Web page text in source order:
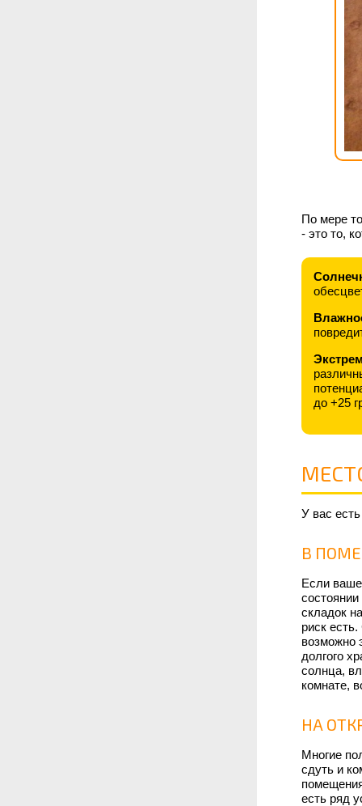
По мере
- это то,
до +25
У вас
В
Если ваше
складок
риск
возможно
долгого
солнца,
комнате,
НА
Многие
сдуть и
есть ряд